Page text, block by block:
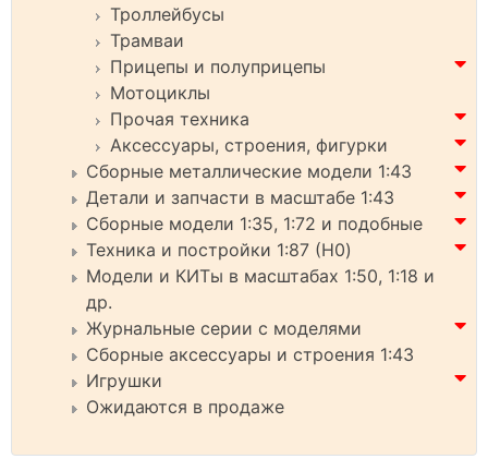
Троллейбусы
Трамваи
Прицепы и полуприцепы
Мотоциклы
Прочая техника
Аксессуары, строения, фигурки
Сборные металлические модели 1:43
Детали и запчасти в масштабе 1:43
Сборные модели 1:35, 1:72 и подобные
Техника и постройки 1:87 (H0)
Модели и КИТы в масштабах 1:50, 1:18 и
др.
Журнальные серии с моделями
Сборные аксессуары и строения 1:43
Игрушки
Ожидаются в продаже